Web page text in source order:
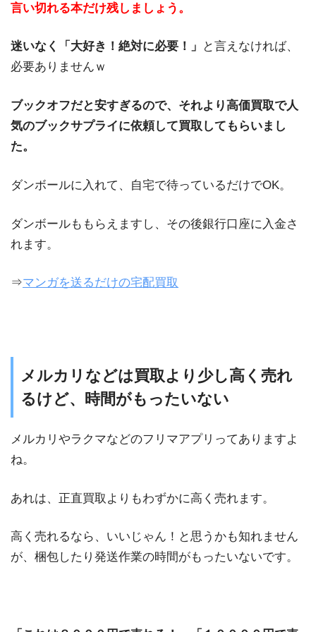
言い切れる本だけ残しましょう。
迷いなく「大好き！絶対に必要！」
と言えなければ、
必要ありませんｗ
ブックオフだと安すぎるので、それより高価買取で人
気のブックサプライに依頼して買取してもらいまし
た。
ダンボールに入れて、自宅で待っているだけでOK。
ダンボールももらえますし、その後銀行口座に入金さ
れます。
⇒マンガを送るだけの宅配買取
メルカリなどは買取より少し高く売れ
るけど、時間がもったいない
メルカリやラクマなどのフリマアプリってありますよ
ね。
あれは、正直買取よりもわずかに高く売れます。
高く売れるなら、いいじゃん！と思うかも知れません
が、梱包したり発送作業の時間がもったいないです。